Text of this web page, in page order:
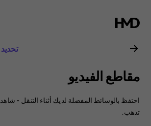
دليل
مستخدم
Nokia
6
مقاطع الفيديو
احتفظ بالوسائط المفضلة لديك أثناء التنقل - شاهد
تذهب.